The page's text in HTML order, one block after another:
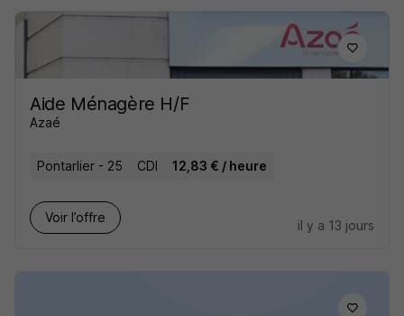
Aide Ménagère H/F
Azaé
Pontarlier - 25 CDI 12,83 € / heure
Voir l’offre
il y a 13 jours